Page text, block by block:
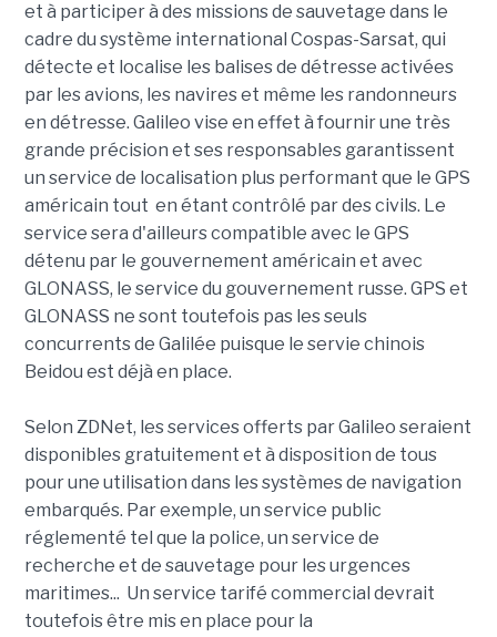
et à participer à des missions de sauvetage dans le
cadre du système international Cospas-Sarsat, qui
détecte et localise les balises de détresse activées
par les avions, les navires et même les randonneurs
en détresse. Galileo vise en effet à fournir une très
grande précision et ses responsables garantissent
un service de localisation plus performant que le GPS
américain tout en étant contrôlé par des civils. Le
service sera d'ailleurs compatible avec le GPS
détenu par le gouvernement américain et avec
GLONASS, le service du gouvernement russe. GPS et
GLONASS ne sont toutefois pas les seuls
concurrents de Galilée puisque le servie chinois
Beidou est déjà en place.
Selon ZDNet, les services offerts par Galileo seraient
disponibles gratuitement et à disposition de tous
pour une utilisation dans les systèmes de navigation
embarqués. Par exemple, un service public
réglementé tel que la police, un service de
recherche et de sauvetage pour les urgences
maritimes... Un service tarifé commercial devrait
toutefois être mis en place pour la